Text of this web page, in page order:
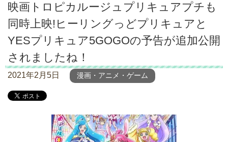
映画トロピカルージュプリキュアプチも
同時上映!ヒーリングっどプリキュアと
YESプリキュア5GOGOの予告が追加公開
されましたね！
2021年2月5日 漫画・アニメ・ゲーム